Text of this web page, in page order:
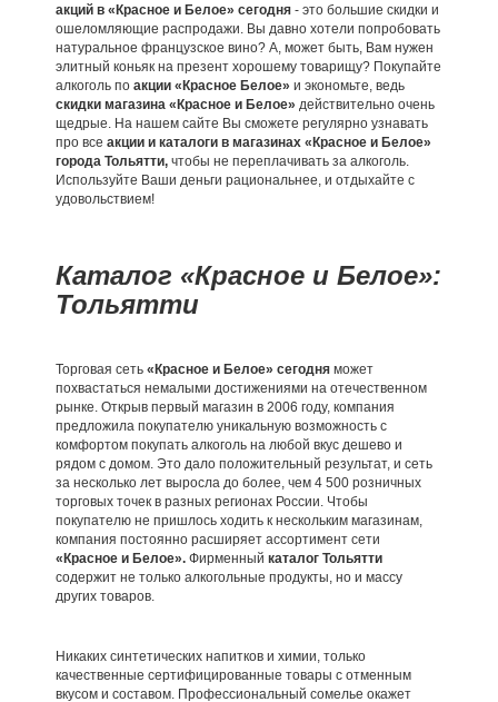
акций в «Красное и Белое» сегодня - это большие скидки и
ошеломляющие распродажи. Вы давно хотели попробовать
натуральное французское вино? А, может быть, Вам нужен
элитный коньяк на презент хорошему товарищу? Покупайте
алкоголь по акции «Красное Белое» и экономьте, ведь
скидки магазина «Красное и Белое» действительно очень
щедрые. На нашем сайте Вы сможете регулярно узнавать
про все акции и каталоги в магазинах «Красное и Белое»
города Тольятти, чтобы не переплачивать за алкоголь.
Используйте Ваши деньги рациональнее, и отдыхайте с
удовольствием!
Каталог «Красное и Белое»:
Тольятти
Торговая сеть «Красное и Белое» сегодня может
похвастаться немалыми достижениями на отечественном
рынке. Открыв первый магазин в 2006 году, компания
предложила покупателю уникальную возможность с
комфортом покупать алкоголь на любой вкус дешево и
рядом с домом. Это дало положительный результат, и сеть
за несколько лет выросла до более, чем 4 500 розничных
торговых точек в разных регионах России. Чтобы
покупателю не пришлось ходить к нескольким магазинам,
компания постоянно расширяет ассортимент сети
«Красное и Белое». Фирменный каталог Тольятти
содержит не только алкогольные продукты, но и массу
других товаров.
Никаких синтетических напитков и химии, только
качественные сертифицированные товары с отменным
вкусом и составом. Профессиональный сомелье окажет